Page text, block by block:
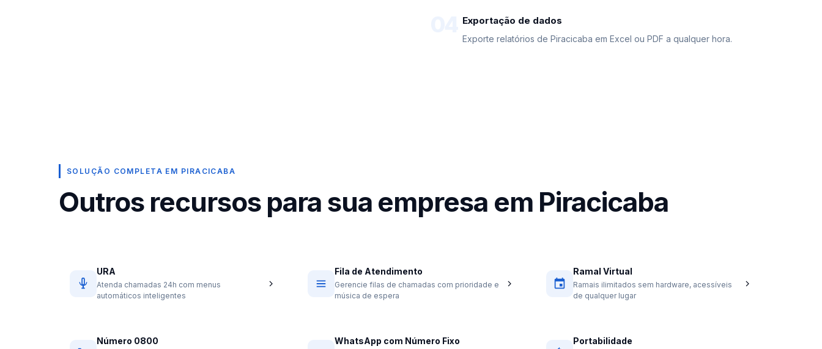
Exportação de dados
Exporte relatórios de Piracicaba em Excel ou PDF a qualquer hora.
SOLUÇÃO COMPLETA EM PIRACICABA
Outros recursos para sua empresa em Piracicaba
URA
Atenda chamadas 24h com menus
automáticos inteligentes
Fila de Atendimento
Gerencie filas de chamadas com prioridade e
música de espera
Ramal Virtual
Ramais ilimitados sem hardware, acessíveis
de qualquer lugar
Número 0800 WhatsApp com Número Fixo Portabilidade